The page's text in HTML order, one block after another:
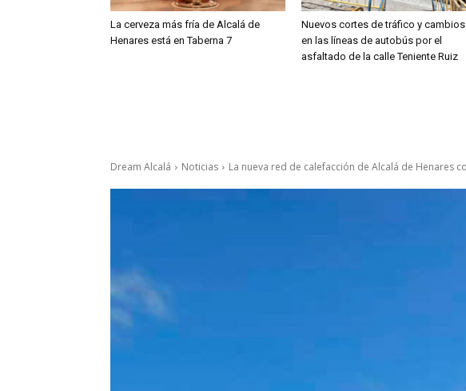
La cerveza más fría de Alcalá de
Henares está en Taberna 7
Nuevos cortes de tráfico y cambios
en las líneas de autobús por el
asfaltado de la calle Teniente Ruiz